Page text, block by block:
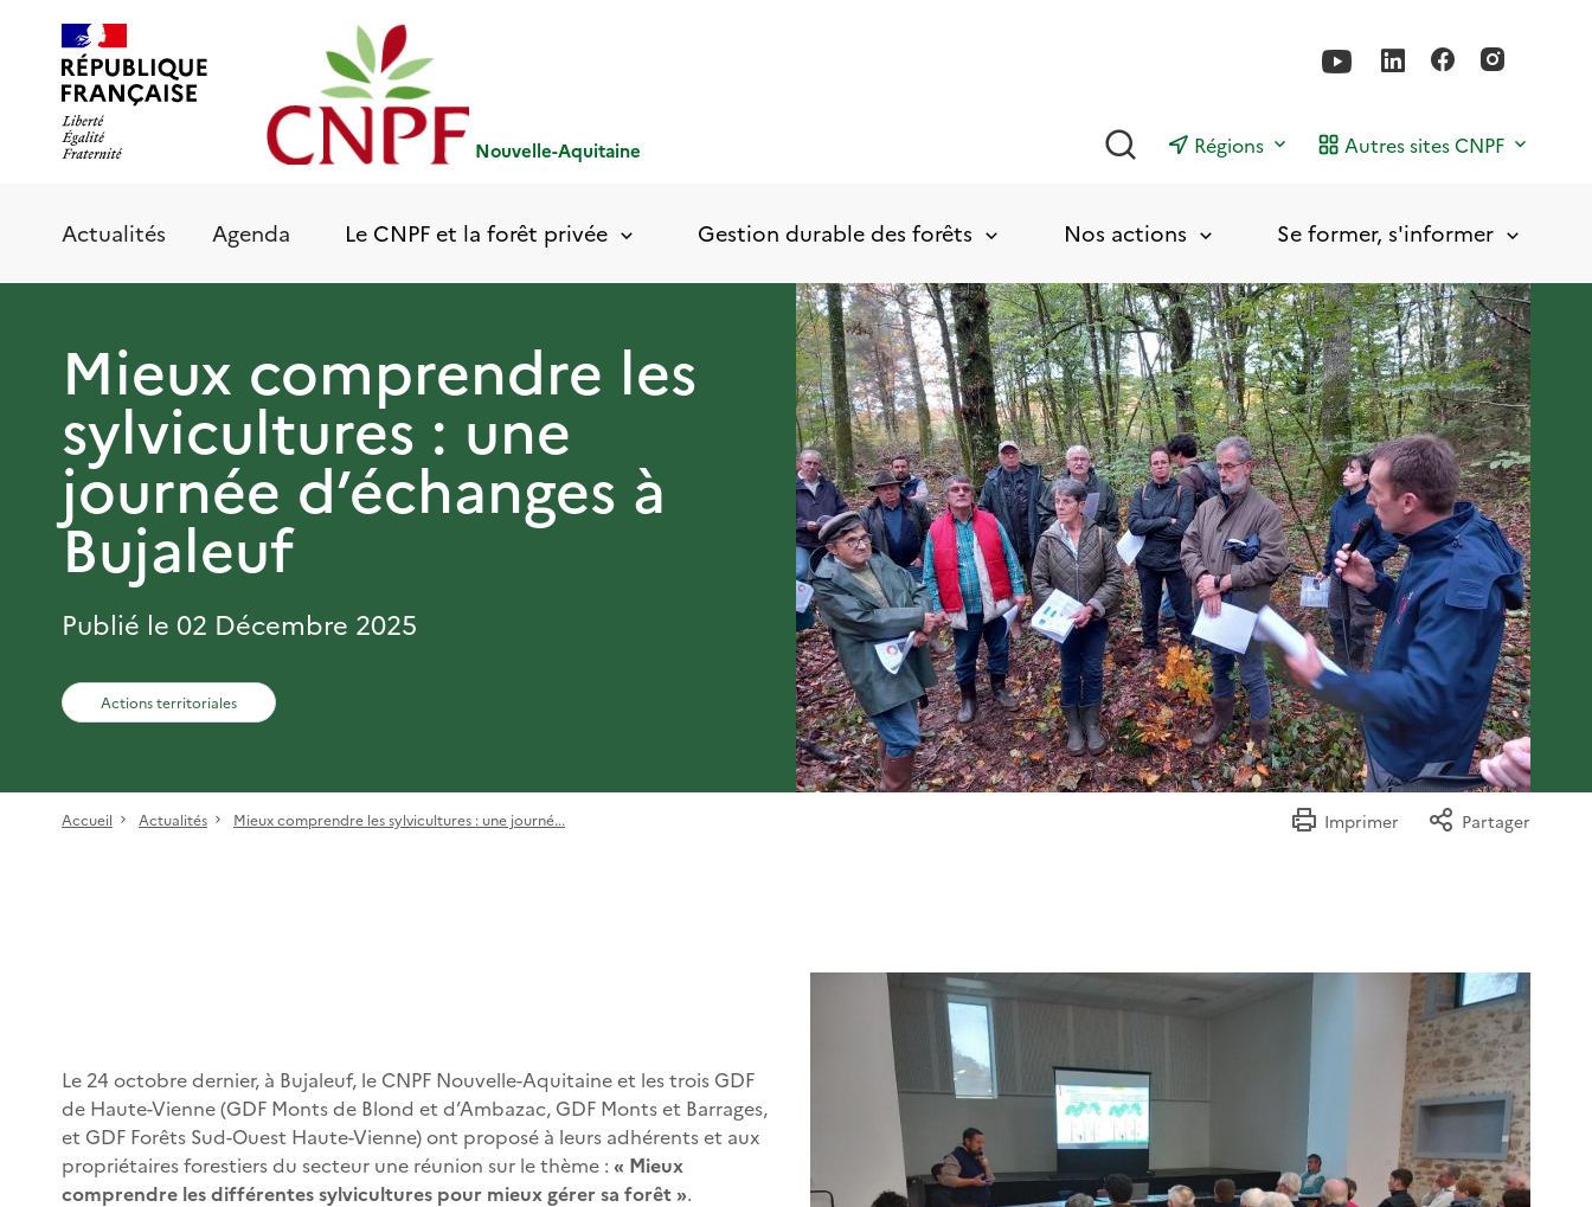
contenu
principal
Nouvelle-Aquitaine Rechercher
Régions Autres sites CNPF
Actualités Agenda Le CNPF et la forêt privée Gestion durable des forêts Nos actions Se former, s'informer
Mieux comprendre les
sylvicultures : une
journée d’échanges à
Bujaleuf
Publié le 02 Décembre 2025
Actions territoriales
Accueil Actualités Mieux comprendre les sylvicultures : une journé... Imprimer Partager
Le 24 octobre dernier, à Bujaleuf, le CNPF Nouvelle-Aquitaine et les trois GDF
de Haute-Vienne (GDF Monts de Blond et d’Ambazac, GDF Monts et Barrages,
et GDF Forêts Sud-Ouest Haute-Vienne) ont proposé à leurs adhérents et aux
propriétaires forestiers du secteur une réunion sur le thème : « Mieux
comprendre les différentes sylvicultures pour mieux gérer sa forêt ».